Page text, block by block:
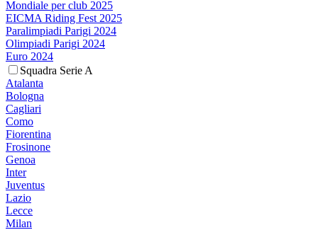
Mondiale per club 2025
EICMA Riding Fest 2025
Paralimpiadi Parigi 2024
Olimpiadi Parigi 2024
Euro 2024
Squadra Serie A
Atalanta
Bologna
Cagliari
Como
Fiorentina
Frosinone
Genoa
Inter
Juventus
Lazio
Lecce
Milan